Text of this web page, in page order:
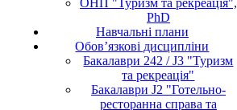
ОНП "Туризм та рекреація",
PhD
Навчальні плани
Обов’язкові дисципліни
Бакалаври 242 / J3 "Туризм
та рекреація"
Бакалаври J2 "Готельно-
ресторанна справа та